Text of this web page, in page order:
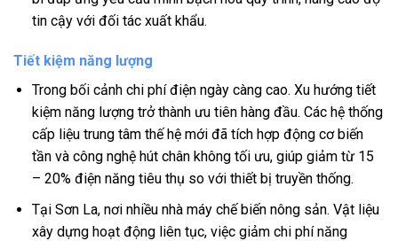
tin cậy với đối tác xuất khẩu.
Tiết kiệm năng lượng
Trong bối cảnh chi phí điện ngày càng cao. Xu hướng tiết
kiệm năng lượng trở thành ưu tiên hàng đầu. Các hệ thống
cấp liệu trung tâm thế hệ mới đã tích hợp động cơ biến
tần và công nghệ hút chân không tối ưu, giúp giảm từ 15
– 20% điện năng tiêu thụ so với thiết bị truyền thống.
Tại Sơn La, nơi nhiều nhà máy chế biến nông sản. Vật liệu
xây dựng hoạt động liên tục, việc giảm chi phí năng